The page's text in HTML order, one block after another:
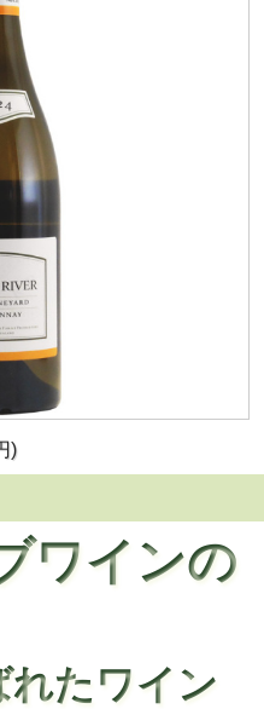
)
ワインの
れたワイン